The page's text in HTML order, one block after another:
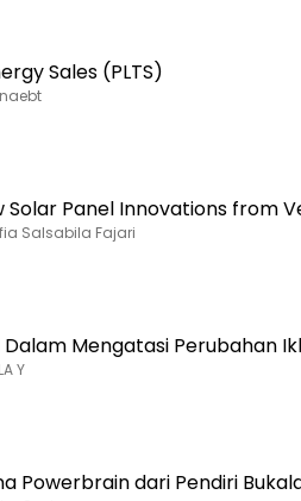
Sales (PLTS)
Solar Panel Innovations from
Salsabila Fajari
Dalam Mengatasi Perubahan
Y
Powerbrain dari Pendiri